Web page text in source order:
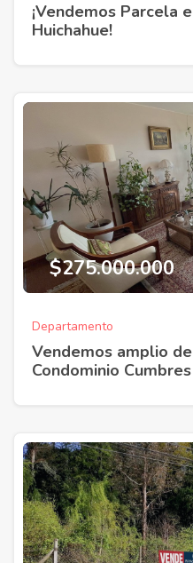
¡Vendemos Parcela
Huichahue!
$275.000.000
Departamento
Vendemos amplio
Condominio